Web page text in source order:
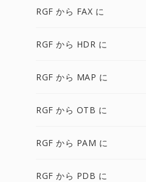
RGF から FAX に
RGF から HDR に
RGF から MAP に
RGF から OTB に
RGF から PAM に
RGF から PDB に